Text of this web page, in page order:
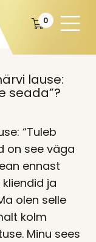
0
lause:
seada”?
“Tuleb
on see väga
ennast
ja
olen selle
kolm
Minu sees